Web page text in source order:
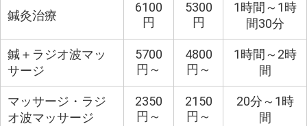
鍼灸治療
6100
円
5300
円
1時間～ 1時
間30分
鍼＋ラジオ波マッ
サージ
5700
円～
4800
円～
1時間～ 2時
間
マッサージ・ラジ
オ波マッサージ
2350
円～
2150
円～
20分～ 1時
間